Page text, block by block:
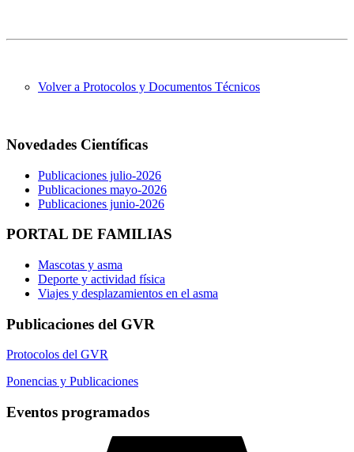
Volver a Protocolos y Documentos Técnicos
Novedades Científicas
Publicaciones julio-2026
Publicaciones mayo-2026
Publicaciones junio-2026
PORTAL DE FAMILIAS
Mascotas y asma
Deporte y actividad física
Viajes y desplazamientos en el asma
Publicaciones del GVR
Protocolos del GVR
Ponencias y Publicaciones
Eventos programados